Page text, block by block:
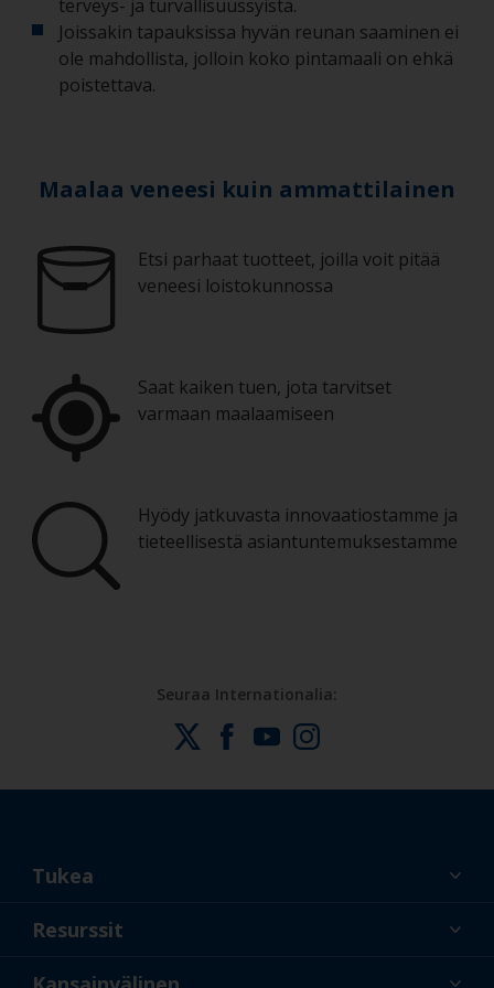
terveys- ja turvallisuussyistä.
Joissakin tapauksissa hyvän reunan saaminen ei
ole mahdollista, jolloin koko pintamaali on ehkä
poistettava.
Maalaa veneesi kuin ammattilainen
Etsi parhaat tuotteet, joilla voit pitää
veneesi loistokunnossa
Saat kaiken tuen, jota tarvitset
varmaan maalaamiseen
Hyödy jatkuvasta innovaatiostamme ja
tieteellisestä asiantuntemuksestamme
Seuraa Internationalia:
Tukea
Tietoa meistä
Resurssit
Uusi